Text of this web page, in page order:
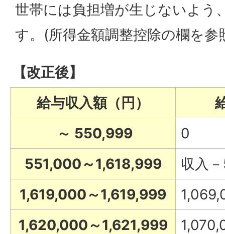
世帯には負担増が生じないよう
す。(所得金額調整控除の欄を参
【改正後】
給与収入額（円）
～ 550,999
0
551,000～1,618,999
収入
1,619,000～1,619,999
1,620,000～1,621,999